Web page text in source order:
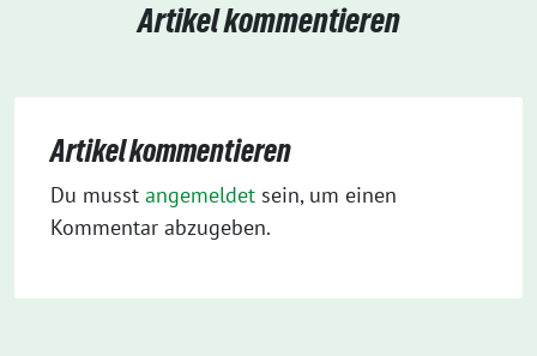
Artikel kommentieren
Artikel kommentieren
Du musst angemeldet sein, um einen
Kommentar abzugeben.